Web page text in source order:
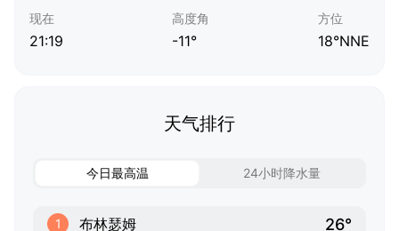
现在
21:19
高度角
-11°
方位
18°NNE
天气排行
今日最高温 24小时降水量
1 布林瑟姆 26°